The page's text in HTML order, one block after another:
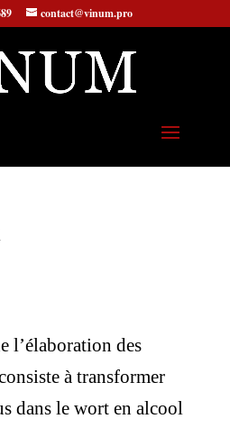
contact@vinum.pro
l’élaboration des
à transformer
dans le wort en alcool